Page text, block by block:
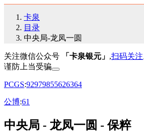
卡泉
目录
中央局-龙凤一圆
关注微信公众号 「卡泉银元」 ,扫码关注
谨防上当受骗
PCGS:92979855626364
公博:61
中央局 - 龙凤一圆 - 保粹